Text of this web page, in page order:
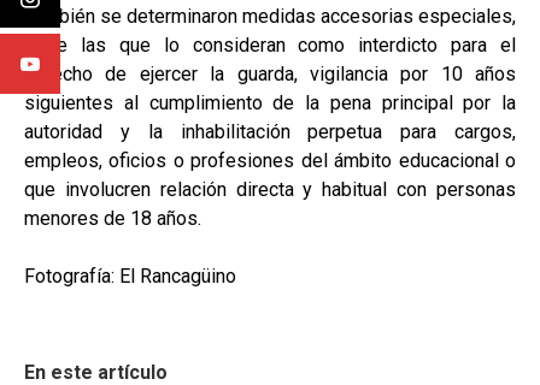
También se determinaron medidas accesorias especiales,
entre las que lo consideran como interdicto para el
derecho de ejercer la guarda, vigilancia por 10 años
siguientes al cumplimiento de la pena principal por la
autoridad y la inhabilitación perpetua para cargos,
empleos, oficios o profesiones del ámbito educacional o
que involucren relación directa y habitual con personas
menores de 18 años.
Fotografía: El Rancagüino
En este artículo